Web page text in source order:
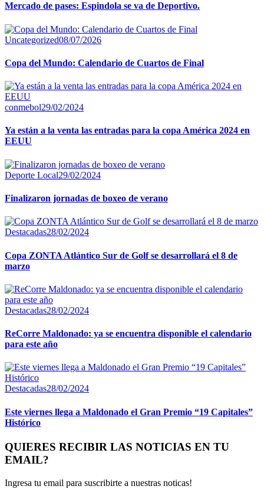
Mercado de pases: Espindola se va de Deportivo.
Uncategorized08/07/2026
Copa del Mundo: Calendario de Cuartos de Final
conmebol29/02/2024
Ya están a la venta las entradas para la copa América 2024 en
EEUU
Deporte Local29/02/2024
Finalizaron jornadas de boxeo de verano
Destacadas28/02/2024
Copa ZONTA Atlántico Sur de Golf se desarrollará el 8 de
marzo
Destacadas28/02/2024
ReCorre Maldonado: ya se encuentra disponible el calendario
para este año
Destacadas28/02/2024
Este viernes llega a Maldonado el Gran Premio “19 Capitales”
Histórico
QUIERES RECIBIR LAS NOTICIAS EN TU
EMAIL?
Ingresa tu email para suscribirte a nuestras noticas!